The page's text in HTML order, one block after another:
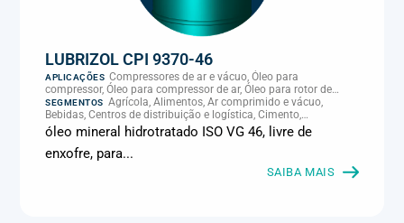
LUBRIZOL CPI 9370-46
APLICAÇÕES Compressores de ar e vácuo, Óleo para
compressor, Óleo para compressor de ar, Óleo para rotor de
compressor, Refrigeração, climatização e compressores
SEGMENTOS Agrícola, Alimentos, Ar comprimido e vácuo,
Bebidas, Centros de distribuição e logística, Cimento,
Climatização e HVAC, Data center, Eletroeletrônica, Embalagens
e latas, Energia (geração), Eólico, Farmacêutica e cosmética,
Frigoríficos e abate, Laticínios, Madeira e móveis,
Metalmecânica, Metalurgia e fundição, Mineração, MRO e
manutenção industrial, Naval e portuário, Panificação, Papel e
óleo mineral hidrotratado ISO VG 46, livre de
enxofre, para...
SAIBA MAIS